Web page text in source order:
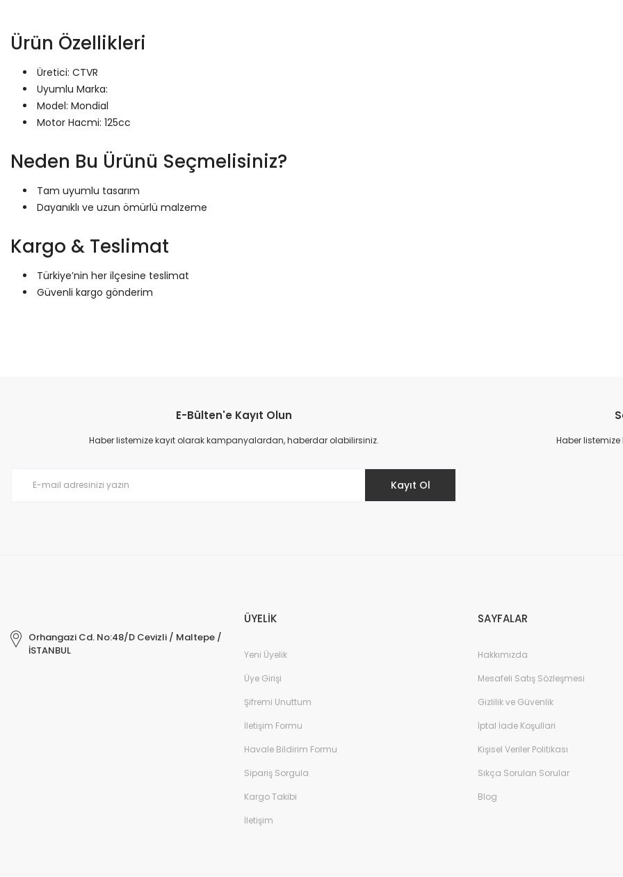
Ürün Özellikleri
Üretici: CTVR
Uyumlu Marka:
Model: Mondial
Motor Hacmi: 125cc
Neden Bu Ürünü Seçmelisiniz?
Tam uyumlu tasarım
Dayanıklı ve uzun ömürlü malzeme
Kargo & Teslimat
Türkiye’nin her ilçesine teslimat
Güvenli kargo gönderim
Ürün resmi kalitesiz, bozuk veya görüntülenemiyor.
Ürün açıklamasında eksik bilgiler bulunuyor.
E-Bülten'e Kayıt Olun
Haber listemize kayıt olarak kampanyalardan, haberdar olabilirsiniz.
Kayıt Ol
Haber
Orhangazi Cd. No:48/D Cevizli / Maltepe /
İSTANBUL
ÜYELİK
Yeni Üyelik
Üye Girişi
Şifremi Unuttum
İletişim Formu
Havale Bildirim Formu
Sipariş Sorgula
Kargo Takibi
İletişim
SAYFALAR
Hakkımızda
Mesafeli Satış Sözleşmesi
Gizlilik ve Güvenlik
İptal İade Koşullari
Kişisel Veriler Politikası
Sıkça Sorulan Sorular
Blog